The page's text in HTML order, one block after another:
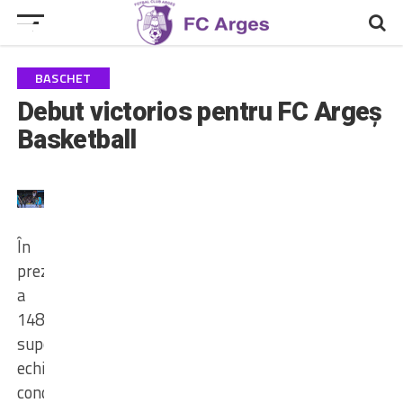
BASCHET
Debut victorios pentru FC Argeș
Basketball
În
prezența
a
1480
suporteri,
echipa
condusă